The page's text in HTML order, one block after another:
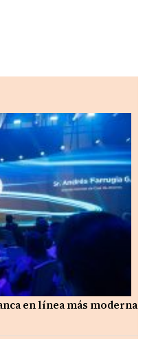
en línea más moderna